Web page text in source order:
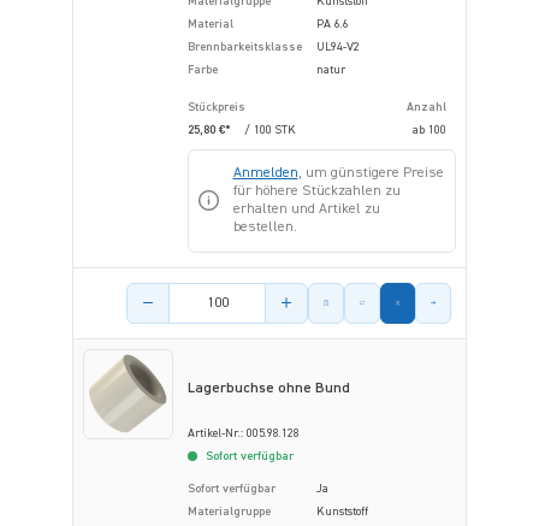
Material
PA 6.6
Brennbarkeitsklasse
UL94-V2
Farbe
natur
Stückpreis
Anzahl
25,80 €*
/ 100 STK ab 100
Anmelden, um günstigere Preise
für höhere Stückzahlen zu
erhalten und Artikel zu
bestellen.
Menge des Artikels
Lagerbuchse ohne Bund
Artikel-Nr.: 005.98.128
Sofort verfügbar
Sofort verfügbar
Ja
Materialgruppe
Kunststoff